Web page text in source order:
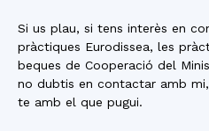
Si us plau, si tens interès en
pràctiques Eurodissea, les
beques de Cooperació del
no dubtis en contactar amb
te amb el que pugui.